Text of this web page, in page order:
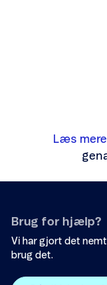
Læs mere
Brug for hjælp?
Vi har gjort det
brug det.